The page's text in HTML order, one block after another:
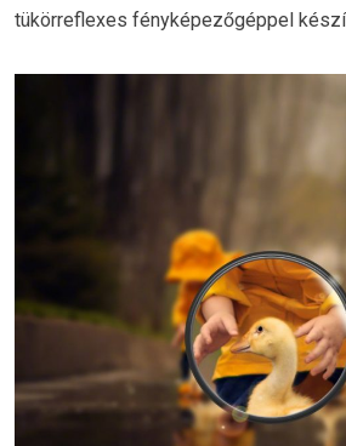
tükörreflexes fényképezőgéppel